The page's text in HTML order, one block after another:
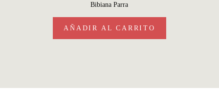
Bibiana Parra
AÑADIR AL CARRITO